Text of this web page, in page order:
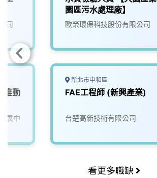
司
推動
展中
園區污水處理廠】
歐榮環保科技股份有限公司
新北市中和區
FAE工程師 (新興產業)
台楚高新技術有限公司
看更多職缺